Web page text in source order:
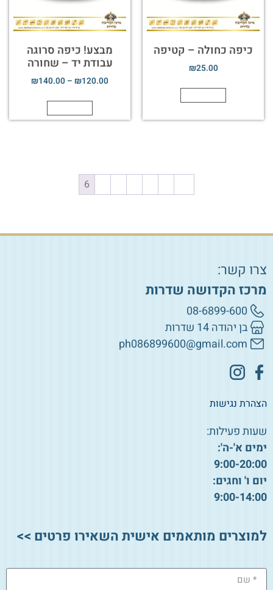
כיפה כחולה – קטיפה
₪25.00
מבצע! כיפה סרוגה
עבודת יד – שחורה
₪120.00
–
₪140.00
6
צרו קשר:
מרכז הקדושה שדרות
08-6899-600
בן יהודה 14 שדרות
ph086899600@gmail.com
הצהרת נגישות
שעות פעילות:
ימים א'-ה':
9:00-20:00
יום ו' וחגים:
9:00-14:00
למוצרים מותאמים אישית השאירו פרטים >>